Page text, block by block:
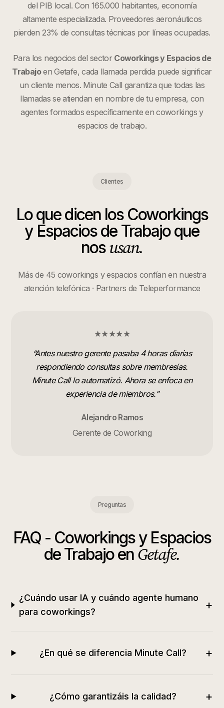
del PIB local. Con 165.000 habitantes, economía
altamente especializada. Proveedores aeronáuticos
pierden 23% de consultas técnicas por líneas ocupadas.
Para los negocios del sector Coworkings y Espacios de
TrabajoenGetafe, cada llamada perdida puede significar
un cliente menos. Minute Call garantiza que todas las
llamadas se atiendan en nombre de tu empresa, con
agentes formados específicamente encoworkings y
espacios de trabajo.
Clientes
Lo que dicen los Coworkings
y Espacios de Trabajoque
nosusan.
Más de 45 coworkings y espacios confían en nuestra
atención telefónica · Partners de Teleperformance
★★★★★
“Antes nuestro gerente pasaba 4 horas diarias
respondiendo consultas sobre membresías.
Minute Call lo automatizó. Ahora se enfoca en
experiencia de miembros.”
Alejandro Ramos
Gerente de Coworking
Preguntas
FAQ - Coworkings y Espacios
de Trabajoen Getafe.
¿Cuándo usar IA y cuándo agente humano
para coworkings?
+
¿En qué se diferencia Minute Call? +
¿Cómo garantizáis la calidad? +